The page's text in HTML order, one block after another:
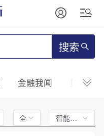
搜索
金融我闻 财新
全文 智能排序